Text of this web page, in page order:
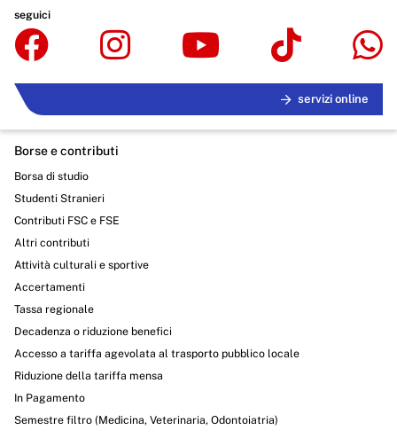
seguici
servizi online
Borse e contributi
Borsa di studio
Studenti Stranieri
Contributi FSC e FSE
Altri contributi
Attività culturali e sportive
Accertamenti
Tassa regionale
Decadenza o riduzione benefici
Accesso a tariffa agevolata al trasporto pubblico locale
Riduzione della tariffa mensa
In Pagamento
Semestre filtro (Medicina, Veterinaria, Odontoiatria)